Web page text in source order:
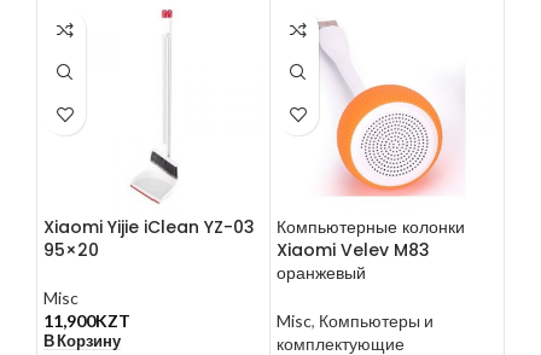
Xiaomi Yijie iClean YZ-03
95×20
Misc
11,900KZT
В Корзину
Компьютерные колонки
Xiaomi Velev M83
оранжевый
Misc, Компьютеры и
комплектующие